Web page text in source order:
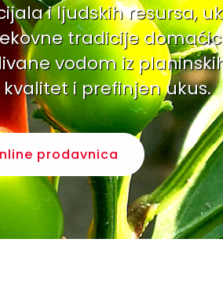
i ljudskih resursa,
tradicije
vodom iz
i prefinjen ukus.
prodavnica